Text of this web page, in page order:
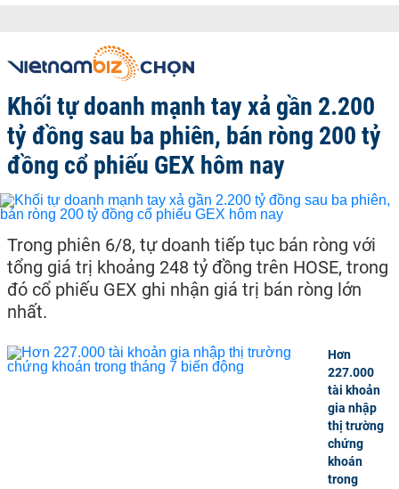
Khối tự doanh mạnh tay xả gần 2.200
tỷ đồng sau ba phiên, bán ròng 200 tỷ
đồng cổ phiếu GEX hôm nay
Trong phiên 6/8, tự doanh tiếp tục bán ròng với
tổng giá trị khoảng 248 tỷ đồng trên HOSE, trong
đó cổ phiếu GEX ghi nhận giá trị bán ròng lớn
nhất.
Hơn
227.000
tài khoản
gia nhập
thị trường
chứng
khoán
trong